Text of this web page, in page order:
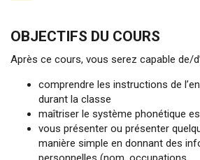
OBJECTIFS DU COURS
Après ce cours, vous serez capable de/
comprendre les instructions de
durant la classe
maîtriser le système phonétique
vous présenter ou présenter
manière simple en donnant des